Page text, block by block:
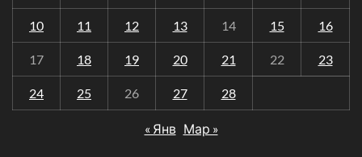
10 11 12 13 14 15 16
17 18 19 20 21 22 23
24 25 26 27 28
« Янв Мар »